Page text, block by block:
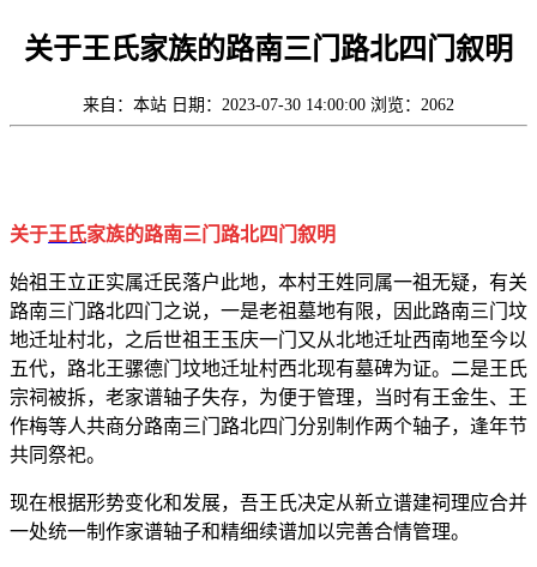
关于王氏家族的路南三门路北四门叙明
来自：本站 日期：2023-07-30 14:00:00 浏览：2062
关于王氏家族的路南三门路北四门叙明
始祖王立正实属迁民落户此地，本村王姓同属一祖无疑，有关
路南三门路北四门之说，一是老祖墓地有限，因此路南三门坟
地迁址村北，之后世祖王玉庆一门又从北地迁址西南地至今以
五代，路北王骡德门坟地迁址村西北现有墓碑为证。二是王氏
宗祠被拆，老家谱轴子失存，为便于管理，当时有王金生、王
作梅等人共商分路南三门路北四门分别制作两个轴子，逢年节
共同祭祀。
现在根据形势变化和发展，吾王氏决定从新立谱建祠理应合并
一处统一制作家谱轴子和精细续谱加以完善合情管理。